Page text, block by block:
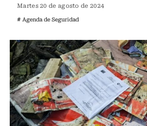
Martes 20 de agosto de 2024
# Agenda de Seguridad